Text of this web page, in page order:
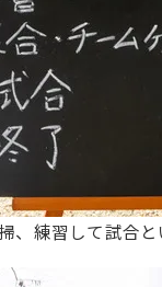
、練習して試合